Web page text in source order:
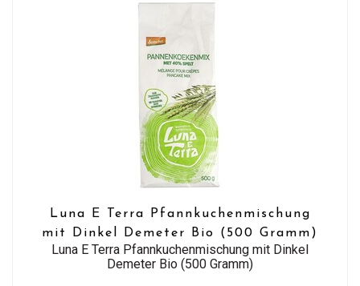
Luna E Terra Pfannkuchenmischung
mit Dinkel Demeter Bio (500 Gramm)
Luna E Terra Pfannkuchenmischung mit Dinkel
Demeter Bio (500 Gramm)